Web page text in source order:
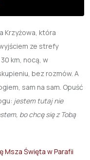
Krzyżowa, która
ze strefy
km, nocą, w
bez rozmów. A
sam na sam. Opuść
jestem tutaj nie
bo chcę się z Tobą
Święta w Parafii